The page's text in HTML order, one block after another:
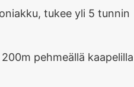
tukee yli 5 tunnin